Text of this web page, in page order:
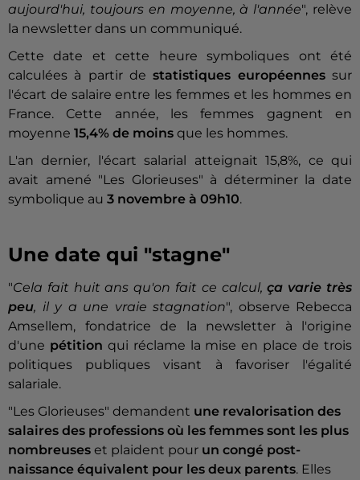
aujourd'hui, toujours en moyenne, à l'année", relève
la newsletter dans un communiqué.
Cette date et cette heure symboliques ont été
calculées à partir destatistiques européennessur
l'écart de salaire entre les femmes et les hommes en
France. Cette année, les femmes gagnent en
moyenne 15,4% de moins que les hommes.
L'an dernier, l'écart salarial atteignait 15,8%, ce qui
avait amené "Les Glorieuses" à déterminer la date
symbolique au 3 novembre à 09h10.
Une date qui "stagne"
"Cela fait huit ans qu'on fait ce calcul,ça varie très
peu, il y a une vraie stagnation", observe Rebecca
Amsellem, fondatrice de la newsletter à l'origine
d'une pétition qui réclame la mise en place de trois
politiques publiques visant à favoriser l'égalité
salariale.
"Les Glorieuses" demandent une revalorisation des
salaires des professions où les femmes sont les plus
nombreuses et plaident pour un congé post-
naissance équivalent pour les deux parents. Elles